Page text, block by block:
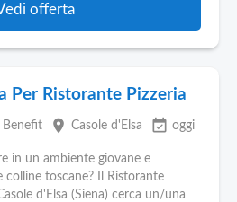
offerta
Per Ristorante Pizzeria
Benefit place Casole d'Elsa event_available oggi
in un ambiente giovane e
colline toscane? Il Ristorante
d'Elsa (Siena) cerca un/una